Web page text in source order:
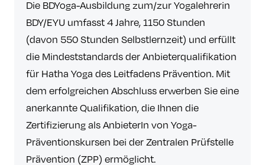
Die BDYoga-Ausbildung zum/zur Yogalehrerin
BDY/EYU umfasst 4 Jahre, 1150 Stunden
(davon 550 Stunden Selbstlernzeit) und erfüllt
die Mindeststandards der Anbieterqualifikation
für Hatha Yoga des Leitfadens Prävention. Mit
dem erfolgreichen Abschluss erwerben Sie eine
anerkannte Qualifikation, die Ihnen die
Zertifizierung als AnbieterIn von Yoga-
Präventionskursen bei der Zentralen Prüfstelle
Prävention (ZPP) ermöglicht.